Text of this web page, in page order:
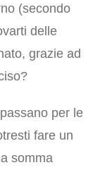
(secondo
delle
grazie ad
per le
fare un
somma